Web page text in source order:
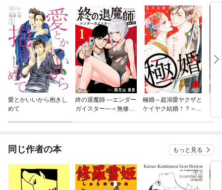
愛とかいいから抱きし
めて
終の退魔師 —エンダー
ガイスター—＜無修正
極婚～超溺愛ヤクザと
ケイヤク結婚！？～
氷
同じ作者の本 もっと見る